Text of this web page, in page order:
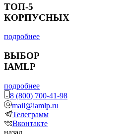
ТОП-5
КОРПУСНЫХ
подробнее
ВЫБОР
IAMLP
подробнее
8 (800) 700-41-98
mail@iamlp.ru
Телеграмм
Вконтакте
назад